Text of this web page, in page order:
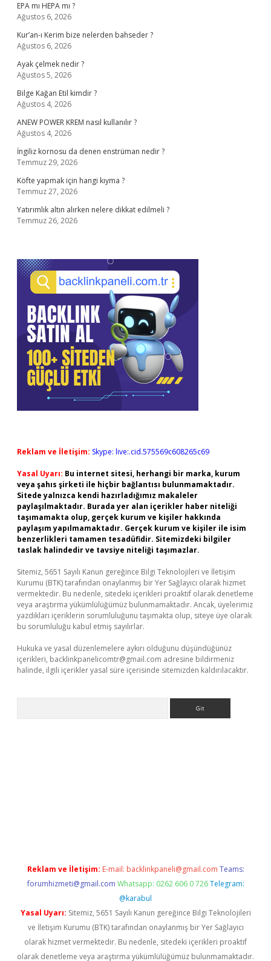
EPA mı HEPA mı ?
Ağustos 6, 2026
Kur’an-ı Kerim bize nelerden bahseder ?
Ağustos 6, 2026
Ayak çelmek nedir ?
Ağustos 5, 2026
Bilge Kağan Etil kimdir ?
Ağustos 4, 2026
ANEW POWER KREM nasıl kullanılır ?
Ağustos 4, 2026
İngiliz kornosu da denen enstrüman nedir ?
Temmuz 29, 2026
Köfte yapmak için hangi kıyma ?
Temmuz 27, 2026
Yatırımlık altın alırken nelere dikkat edilmeli ?
Temmuz 26, 2026
Reklam ve İletişim: Skype: live:.cid.575569c608265c69
Yasal Uyarı: Bu internet sitesi, herhangi bir marka, kurum
veya şahıs şirketi ile hiçbir bağlantısı bulunmamaktadır.
Sitede yalnızca kendi hazırladığımız makaleler
paylaşılmaktadır. Burada yer alan içerikler haber niteliği
taşımamakta olup, gerçek kurum ve kişiler hakkında
paylaşım yapılmamaktadır. Gerçek kurum ve kişiler ile isim
benzerlikleri tamamen tesadüfidir. Sitemizdeki bilgiler
taslak halindedir ve tavsiye niteliği taşımazlar.
Sitemiz, 5651 Sayılı Kanun gereğince Bilgi Teknolojileri ve İletişim
Kurumu (BTK) tarafından onaylanmış bir Yer Sağlayıcı olarak hizmet
vermektedir. Bu nedenle, sitedeki içerikleri proaktif olarak denetleme
veya araştırma yükümlülüğümüz bulunmamaktadır. Ancak, üyelerimiz
yazdıkları içeriklerin sorumluluğunu taşımakta olup, siteye üye olarak
bu sorumluluğu kabul etmiş sayılırlar.
Hukuka ve yasal düzenlemelere aykırı olduğunu düşündüğünüz
içerikleri, backlinkpanelicomtr@gmail.com adresine bildirmeniz
halinde, ilgili içerikler yasal süre içerisinde sitemizden kaldırılacaktır.
Reklam ve İletişim: E-mail: backlinkpaneli@gmail.com Teams:
forumhizmeti@gmail.com Whatsapp: 0262 606 0 726 Telegram:
@karabul
Yasal Uyarı: Sitemiz, 5651 Sayılı Kanun gereğince Bilgi Teknolojileri
ve İletişim Kurumu (BTK) tarafından onaylanmış bir Yer Sağlayıcı
olarak hizmet vermektedir. Bu nedenle, sitedeki içerikleri proaktif
olarak denetleme veya araştırma yükümlülüğümüz bulunmamaktadır.